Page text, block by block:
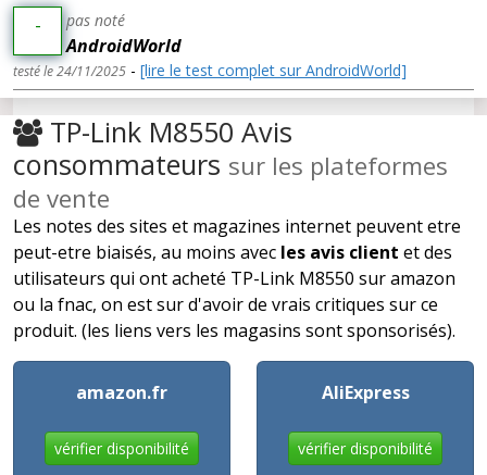
- pas noté
AndroidWorld
testé le 24/11/2025 - [lire le test complet sur AndroidWorld]
TP-Link M8550 Avis
consommateurs sur les plateformes
de vente
Les notes des sites et magazines internet peuvent etre
peut-etre biaisés, au moins avec les avis client et des
utilisateurs qui ont acheté TP-Link M8550 sur amazon
ou la fnac, on est sur d'avoir de vrais critiques sur ce
produit. (les liens vers les magasins sont sponsorisés).
amazon.fr
vérifier disponibilité
AliExpress
vérifier disponibilité